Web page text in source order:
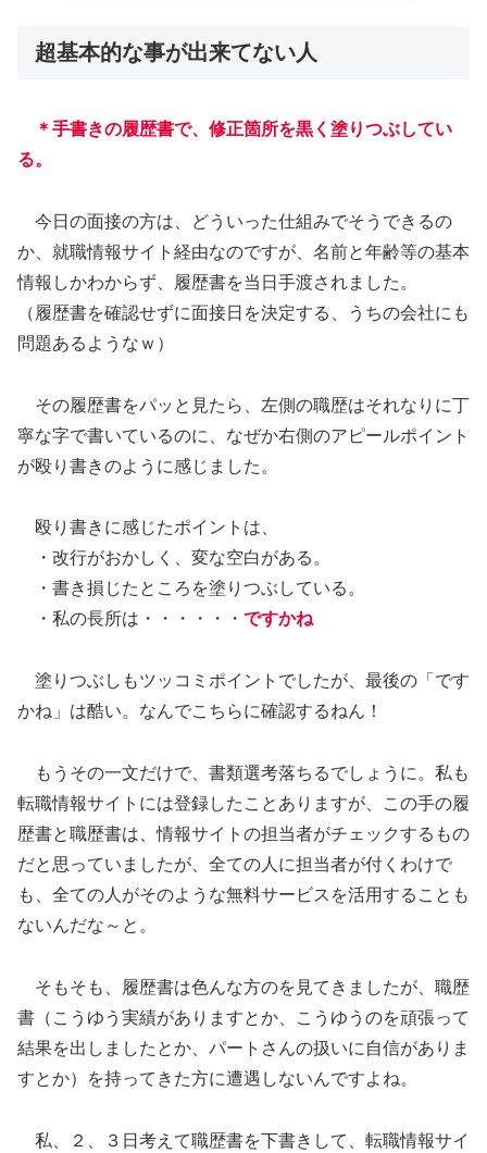
超基本的な事が出来てない人
＊ 手書きの履歴書で、修正箇所を黒く塗りつぶしてい
る。
今日の面接の方は、どういった仕組みでそうできるの
か、就職情報サイト経由なのですが、名前と年齢等の基本
情報しかわからず、履歴書を当日手渡されました。
（履歴書を確認せずに面接日を決定する、うちの会社にも
問題あるようなｗ）
その履歴書をパッと見たら、左側の職歴はそれなりに丁
寧な字で書いているのに、なぜか右側のアピールポイント
が殴り書きのように感じました。
殴り書きに感じたポイントは、
・改行がおかしく、変な空白がある。
・書き損じたところを塗りつぶしている。
・私の長所は・・・・・・ ですかね
塗りつぶしもツッコミポイントでしたが、最後の「です
かね」は酷い。なんでこちらに確認するねん！
もうその一文だけで、書類選考落ちるでしょうに。私も
転職情報サイトには登録したことありますが、この手の履
歴書と職歴書は、情報サイトの担当者がチェックするもの
だと思っていましたが、全ての人に担当者が付くわけで
も、全ての人がそのような無料サービスを活用することも
ないんだな～と。
そもそも、履歴書は色んな方のを見てきましたが、職歴
書（こうゆう実績がありますとか、こうゆうのを頑張って
結果を出しましたとか、パートさんの扱いに自信がありま
すとか）を持ってきた方に遭遇しないんですよね。
私、２、３日考えて職歴書を下書きして、転職情報サイ